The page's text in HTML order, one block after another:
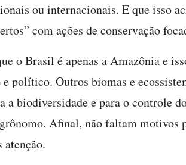
ou internacionais. E que isso
com ações de conservação
o Brasil é apenas a Amazônia e
político. Outros biomas e
a biodiversidade e para o controle
Afinal, não faltam motivos
atenção.